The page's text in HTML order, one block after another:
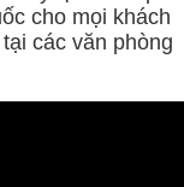
cho mọi khách
các văn phòng